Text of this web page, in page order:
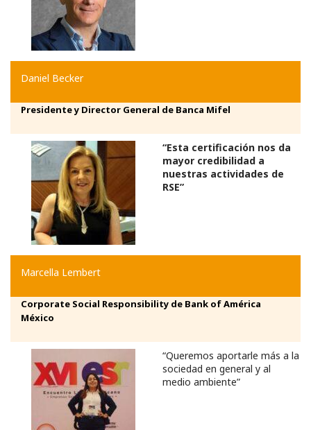
Daniel Becker
Presidente y Director General de Banca Mifel
“Esta certificación nos da
mayor credibilidad a
nuestras actividades de
RSE”
Marcella Lembert
Corporate Social Responsibility de Bank of América
México
“Queremos aportarle más a la
sociedad en general y al
medio ambiente”